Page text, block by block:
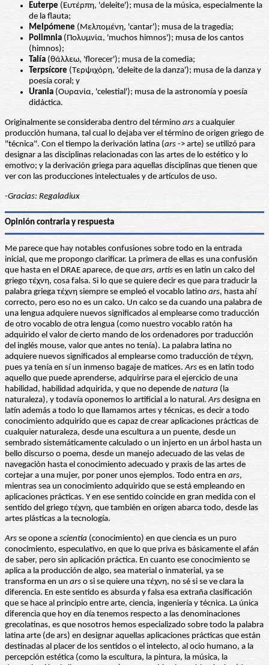
Euterpe (Ευτέρπη, 'deleite'); musa de la música, especialmente la
de la flauta;
Melpómene (Μελπομένη, 'cantar'); musa de la tragedia;
Polimnia (Πολυμνία, 'muchos himnos'); musa de los cantos
(himnos);
Talía (θάλλεω, 'florecer'); musa de la comedia;
Terpsícore (Τερψιχόρη, 'deleite de la danza'); musa de la danza y
poesía coral; y
Urania (Ουρανία, 'celestial'); musa de la astronomía y poesía
didáctica.
Originalmente se consideraba dentro del término ars a cualquier
producción humana, tal cual lo dejaba ver el término de origen griego de
"técnica". Con el tiempo la derivación latina (ars -> arte) se utilizó para
designar a las disciplinas relacionadas con las artes de lo estético y lo
emotivo; y la derivación griega para aquellas disciplinas que tienen que
ver con las producciones intelectuales y de artículos de uso.
-Gracias: Regaladiux
Opinión contraria y respuesta
Me parece que hay notables confusiones sobre todo en la entrada
inicial, que me propongo clarificar. La primera de ellas es una confusión
que hasta en el DRAE aparece, de que ars, artis es en latín un calco del
griego τέχνη, cosa falsa. Si lo que se quiere decir es que para traducir la
palabra griega τέχνη siempre se empleó el vocablo latino ars, hasta ahí
correcto, pero eso no es un calco. Un calco se da cuando una palabra de
una lengua adquiere nuevos significados al emplearse como traducción
de otro vocablo de otra lengua (como nuestro vocablo ratón ha
adquirido el valor de cierto mando de los ordenadores por traducción
del inglés mouse, valor que antes no tenía). La palabra latina no
adquiere nuevos significados al emplearse como traducción de τέχνη,
pues ya tenía en sí un inmenso bagaje de matices.Ars es en latín todo
aquello que puede aprenderse, adquirirse para el ejercicio de una
habilidad, habilidad adquirida, y que no depende de natura (la
naturaleza), y todavía oponemos lo artificial a lo natural.Ars designa en
latín además a todo lo que llamamos artes y técnicas, es decir a todo
conocimiento adquirido que es capaz de crear aplicaciones prácticas de
cualquier naturaleza, desde una escultura a un puente, desde un
sembrado sistemáticamente calculado o un injerto en un árbol hasta un
bello discurso o poema, desde un manejo adecuado de las velas de
navegación hasta el conocimiento adecuado y praxis de las artes de
cortejar a una mujer, por poner unos ejemplos. Todo entra en ars,
mientras sea un conocimiento adquirido que se está empleando en
aplicaciones prácticas. Y en ese sentido coincide en gran medida con el
sentido del griego τέχνη, que también en origen abarca todo, desde las
artes plásticas a la tecnología.
Ars se opone a scientia (conocimiento) en que ciencia es un puro
conocimiento, especulativo, en que lo que priva es básicamente el afán
de saber, pero sin aplicación práctica. En cuanto ese conocimiento se
aplica a la producción de algo, sea material o inmaterial, ya se
transforma en un ars o si se quiere una τέχνη, no sé si se ve clara la
diferencia. En este sentido es absurda y falsa esa extraña clasificación
que se hace al principio entre arte, ciencia, ingeniería y técnica. La única
diferencia que hoy en día tenemos respecto a las denominaciones
grecolatinas, es que nosotros hemos especializado sobre todo la palabra
latina arte (de ars) en designar aquellas aplicaciones prácticas que están
destinadas al placer de los sentidos o el intelecto, al ocio humano, a la
percepción estética (como la escultura, la pintura, la música, la